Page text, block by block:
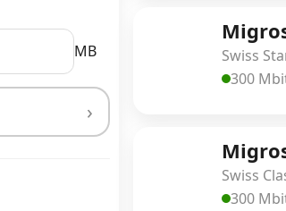
MB
Swiss
300
Swiss
300